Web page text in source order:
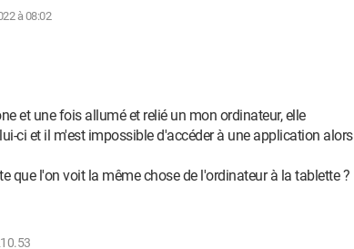
à 08:02
et une fois allumé et relié un mon ordinateur, elle
ci et il m'est impossible d'accéder à une application alors
que l'on voit la même chose de l'ordinateur à la tablette ?